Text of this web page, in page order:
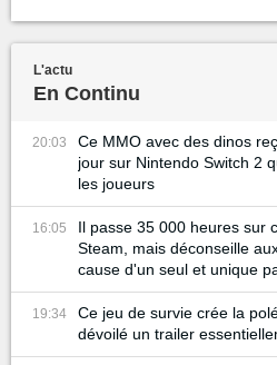
L'actu
En Continu
20:03
Ce MMO avec des dinos
jour sur Nintendo Switch 2
les joueurs
16:05
Il passe 35 000 heures sur
Steam, mais déconseille
cause d'un seul et unique
19:34
Ce jeu de survie crée la
dévoilé un trailer